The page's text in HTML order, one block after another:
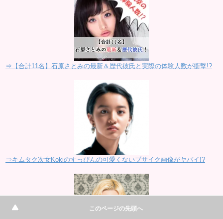
⇒【合計11名】石原さとみの最新＆歴代彼氏と実際の体験人数が衝撃!?
⇒キムタク次女Kokiのすっぴんの可愛くないブサイク画像がヤバイ!?
このページの先頭へ